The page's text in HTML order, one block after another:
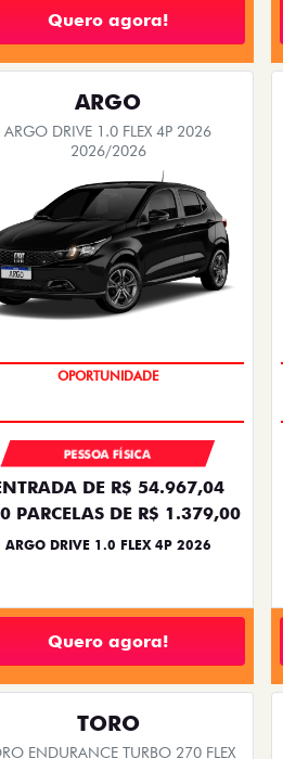
Quero agora!
ARGO
ARGO DRIVE 1.0 FLEX 4P 2026
2026/2026
BÔNUS DE 6 MIL REAIS
PESSOA FÍSICA
DE R$ 54.967,04
PARCELAS DE R$ 1.379,00
ARGO DRIVE 1.0 FLEX 4P 2026
Quero agora!
TORO
ENDURANCE TURBO 270 FLEX